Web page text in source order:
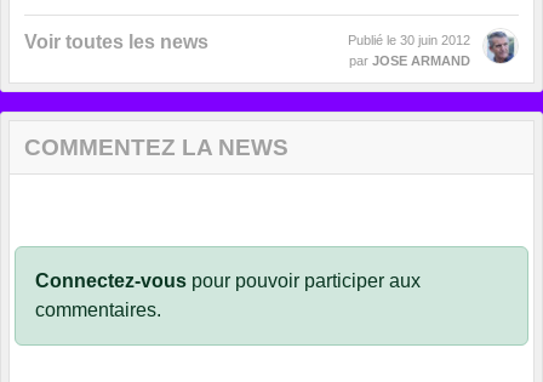
Voir toutes les news Publié le 30 juin 2012
par JOSE ARMAND
COMMENTEZ LA NEWS
Connectez-vous pour pouvoir participer aux
commentaires.